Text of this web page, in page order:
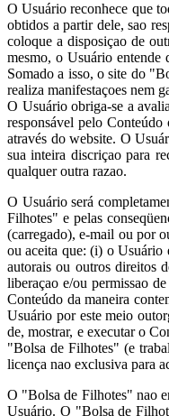
O Usuário reconhece que
obtidos a partir dele, sao
coloque a disposiçao de
mesmo, o Usuário
Somado a isso, o site do
realiza manifestaçoes nem
O Usuário obriga-se a
responsável pelo
através do website. O
sua inteira discriçao para
qualquer outra razao.
O Usuário será
Filhotes" e pelas
(carregado), e-mail ou por
ou aceita que: (i) o Usuário
autorais ou outros direitos
liberaçao e/ou permissao
Conteúdo da maneira
Usuário por este meio
de, mostrar, e executar o
"Bolsa de Filhotes" (e
licença nao exclusiva para
O "Bolsa de Filhotes" nao
Usuário. O "Bolsa de